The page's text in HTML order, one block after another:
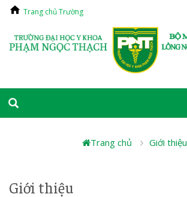
Trang chủ Trường
Trang chủ Giới thiệu
Giới thiệu